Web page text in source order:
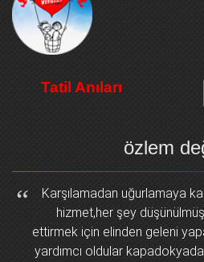
Tatil Anıları
özlem
Karşılamadan uğurlamaya
hizmet,her şey
ettirmek için elinden geleni
yardımcı oldular